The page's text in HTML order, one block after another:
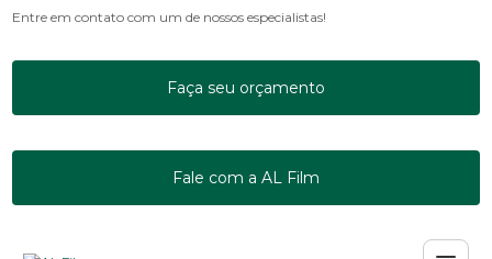
Entre em contato com um de nossos especialistas!
Faça seu orçamento
Fale com a AL Film